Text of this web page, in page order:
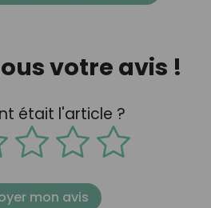
votre avis !
était l'article ?
mon avis